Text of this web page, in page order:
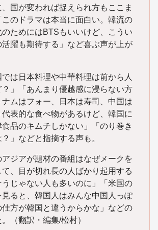
国が変われば捉えられ方もここま
のドラマは本当に面白い。韓流の
ためにはBTSもいいけど、こうい
活躍も期待する」など喜ぶ声が上が
は日本料理や中華料理は前から人
」「あんまり優越感に浸らない方
ムはフォー、日本は寿司、中国は
表的な食べ物があるけど、韓国に
品のキムチしかない」「のり巻き
」などと指摘する声も。
アジアが題材の番組はなぜメークを
、目が切れ長の人ばかり起用する
じゃない人も多いのに」「米国の
ると、韓国人はみんな中国人っぽ
方が韓国と違うからかな」などの
（翻訳・編集/松村）